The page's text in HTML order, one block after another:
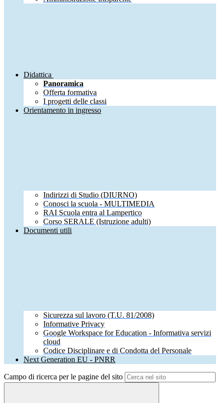
Didattica
Panoramica
Offerta formativa
I progetti delle classi
Orientamento in ingresso
Indirizzi di Studio (DIURNO)
Conosci la scuola - MULTIMEDIA
RAI Scuola entra al Lampertico
Corso SERALE (Istruzione adulti)
Documenti utili
Sicurezza sul lavoro (T.U. 81/2008)
Informative Privacy
Google Workspace for Education - Informativa servizi
cloud
Codice Disciplinare e di Condotta del Personale
Next Generation EU - PNRR
Campo di ricerca per le pagine del sito